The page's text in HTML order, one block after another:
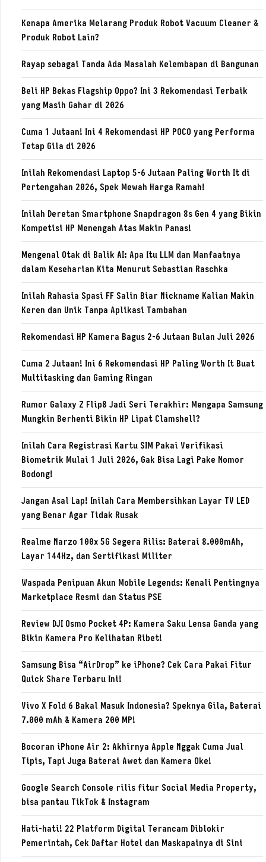
Kenapa Amerika Melarang Produk Robot Vacuum Cleaner &
Produk Robot Lain?
Rayap sebagai Tanda Ada Masalah Kelembapan di Bangunan
Beli HP Bekas Flagship Oppo? Ini 3 Rekomendasi Terbaik
yang Masih Gahar di 2026
Cuma 1 Jutaan! Ini 4 Rekomendasi HP POCO yang Performa
Tetap Gila di 2026
Inilah Rekomendasi Laptop 5-6 Jutaan Paling Worth It di
Pertengahan 2026, Spek Mewah Harga Ramah!
Inilah Deretan Smartphone Snapdragon 8s Gen 4 yang Bikin
Kompetisi HP Menengah Atas Makin Panas!
Mengenal Otak di Balik AI: Apa Itu LLM dan Manfaatnya
dalam Keseharian Kita Menurut Sebastian Raschka
Inilah Rahasia Spasi FF Salin Biar Nickname Kalian Makin
Keren dan Unik Tanpa Aplikasi Tambahan
Rekomendasi HP Kamera Bagus 2-6 Jutaan Bulan Juli 2026
Cuma 2 Jutaan! Ini 6 Rekomendasi HP Paling Worth It Buat
Multitasking dan Gaming Ringan
Rumor Galaxy Z Flip8 Jadi Seri Terakhir: Mengapa Samsung
Mungkin Berhenti Bikin HP Lipat Clamshell?
Inilah Cara Registrasi Kartu SIM Pakai Verifikasi
Biometrik Mulai 1 Juli 2026, Gak Bisa Lagi Pake Nomor
Bodong!
Jangan Asal Lap! Inilah Cara Membersihkan Layar TV LED
yang Benar Agar Tidak Rusak
Realme Narzo 100x 5G Segera Rilis: Baterai 8.000mAh,
Layar 144Hz, dan Sertifikasi Militer
Waspada Penipuan Akun Mobile Legends: Kenali Pentingnya
Marketplace Resmi dan Status PSE
Review DJI Osmo Pocket 4P: Kamera Saku Lensa Ganda yang
Bikin Kamera Pro Kelihatan Ribet!
Samsung Bisa “AirDrop” ke iPhone? Cek Cara Pakai Fitur
Quick Share Terbaru Ini!
Vivo X Fold 6 Bakal Masuk Indonesia? Speknya Gila, Baterai
7.000 mAh & Kamera 200 MP!
Bocoran iPhone Air 2: Akhirnya Apple Nggak Cuma Jual
Tipis, Tapi Juga Baterai Awet dan Kamera Oke!
Google Search Console rilis fitur Social Media Property,
bisa pantau TikTok & Instagram
Hati-hati! 22 Platform Digital Terancam Diblokir
Pemerintah, Cek Daftar Hotel dan Maskapainya di Sini